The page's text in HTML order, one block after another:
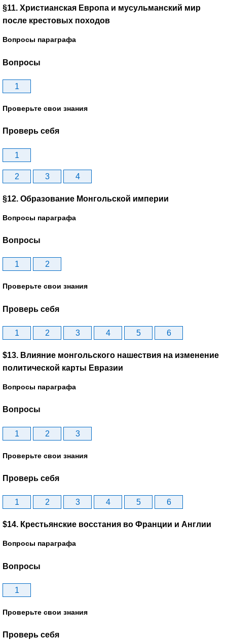
§11. Христианская Европа и мусульманский мир
после крестовых походов
Вопросы параграфа
Вопросы
1
Проверьте свои знания
Проверь себя
1
2 3 4
§12. Образование Монгольской империи
Вопросы параграфа
Вопросы
1 2
Проверьте свои знания
Проверь себя
1 2 3 4 5 6
$13. Влияние монгольского нашествия на изменение
политической карты Евразии
Вопросы параграфа
Вопросы
1 2 3
Проверьте свои знания
Проверь себя
1 2 3 4 5 6
$14. Крестьянские восстания во Франции и Англии
Вопросы параграфа
Вопросы
1
Проверьте свои знания
Проверь себя